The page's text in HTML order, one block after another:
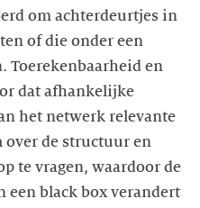
om achterdeurtjes in
of die onder een
Toerekenbaarheid en
dat afhankelijke
het netwerk relevante
over de structuur en
te vragen, waardoor de
black box verandert